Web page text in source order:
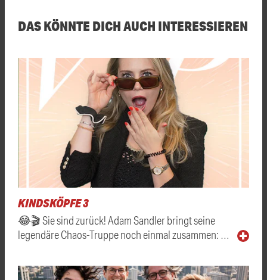
DAS KÖNNTE DICH AUCH INTERESSIEREN
KINDSKÖPFE 3
😂🎬 Sie sind zurück! Adam Sandler bringt seine
legendäre Chaos-Truppe noch einmal zusammen: …